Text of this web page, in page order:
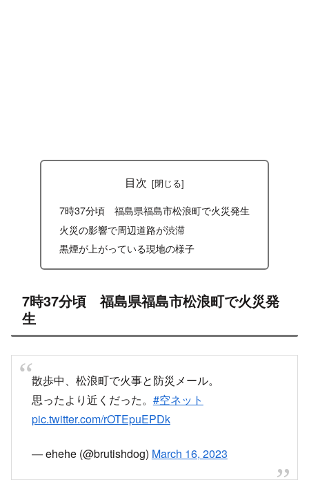
目次
7時37分頃 福島県福島市松浪町で火災発生
火災の影響で周辺道路が渋滞
黒煙が上がっている現地の様子
7時37分頃 福島県福島市松浪町で火災発
生
散歩中、松浪町で火事と防災メール。
思ったより近くだった。 #空ネット
pic.twitter.com/rOTEpuEPDk
— ehehe (@brutishdog) March 16, 2023